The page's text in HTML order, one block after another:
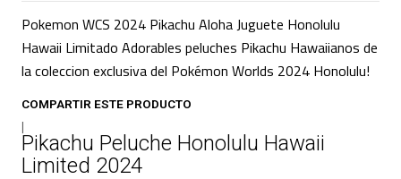
Pokemon WCS 2024 Pikachu Aloha Juguete Honolulu
Hawaii Limitado Adorables peluches Pikachu Hawaiianos de
la coleccion exclusiva del Pokémon Worlds 2024 Honolulu!
COMPARTIR ESTE PRODUCTO
|
Pikachu Peluche Honolulu Hawaii
Limited 2024